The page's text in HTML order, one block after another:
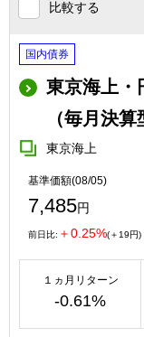
比較する
国内債券
東京海上・
（毎月決
東京海上
基準価額(08/05)
7,485円
前日比: ＋0.25%(＋19円)
１ヵ月リターン
-0.61%